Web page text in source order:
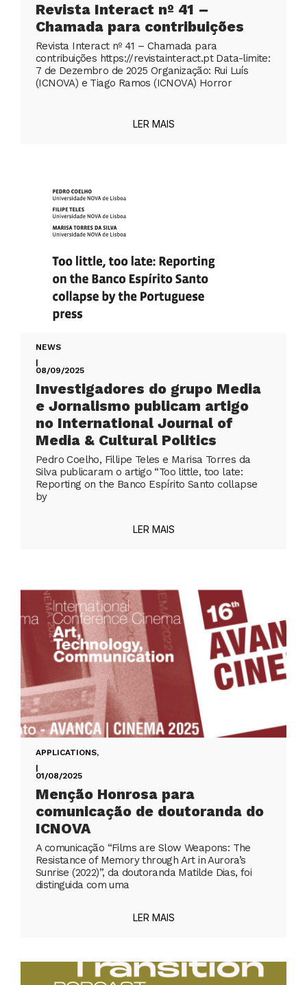
Revista Interact nº 41 –
Chamada para contribuições
Revista Interact nº 41 – Chamada para
contribuições https://revistainteract.pt Data-limite:
7 de Dezembro de 2025 Organização: Rui Luís
(ICNOVA) e Tiago Ramos (ICNOVA) Horror
LER MAIS
NEWS
|
08/09/2025
Investigadores do grupo Media
e Jornalismo publicam artigo
no International Journal of
Media & Cultural Politics
Pedro Coelho, Fillipe Teles e Marisa Torres da
Silva publicaram o artigo “Too little, too late:
Reporting on the Banco Espírito Santo collapse
by
LER MAIS
APPLICATIONS,
|
01/08/2025
Menção Honrosa para
comunicação de doutoranda do
ICNOVA
A comunicação “Films are Slow Weapons: The
Resistance of Memory through Art in Aurora’s
Sunrise (2022)”, da doutoranda Matilde Dias, foi
distinguida com uma
LER MAIS